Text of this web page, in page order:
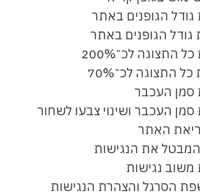
הגופנים באתר
הגופנים באתר
לכ־200%
התצוגה לכ־70%
סמן העכבר
העכבר ושינוי צבעו לשחור
האתר
את הנגישות
נגישות
הסרגל והצהרת הנגישות